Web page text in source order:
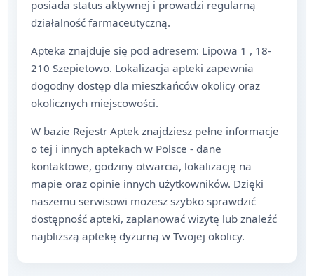
posiada status aktywnej i prowadzi regularną
działalność farmaceutyczną.
Apteka znajduje się pod adresem: Lipowa 1 , 18-
210 Szepietowo. Lokalizacja apteki zapewnia
dogodny dostęp dla mieszkańców okolicy oraz
okolicznych miejscowości.
W bazie Rejestr Aptek znajdziesz pełne informacje
o tej i innych aptekach w Polsce - dane
kontaktowe, godziny otwarcia, lokalizację na
mapie oraz opinie innych użytkowników. Dzięki
naszemu serwisowi możesz szybko sprawdzić
dostępność apteki, zaplanować wizytę lub znaleźć
najbliższą aptekę dyżurną w Twojej okolicy.